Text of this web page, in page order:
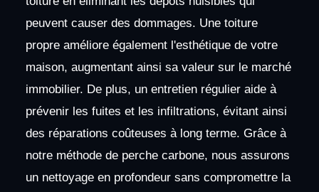
peuvent causer des dommages. Une toiture
propre améliore également l'esthétique de votre
maison, augmentant ainsi sa valeur sur le marché
immobilier. De plus, un entretien régulier aide à
prévenir les fuites et les infiltrations, évitant ainsi
des réparations coûteuses à long terme. Grâce à
notre méthode de perche carbone, nous assurons
un nettoyage en profondeur sans compromettre la